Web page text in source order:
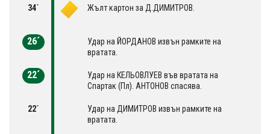
34´ Жълт картон за Д.ДИМИТРОВ.
26´
Удар на ЙОРДАНОВ извън рамките на
вратата.
22´
Удар на КЕЛЬОВЛУЕВ във вратата на
Спартак (Пл). АНТОНОВ спасява.
22´
Удар на ДИМИТРОВ извън рамките на
вратата.